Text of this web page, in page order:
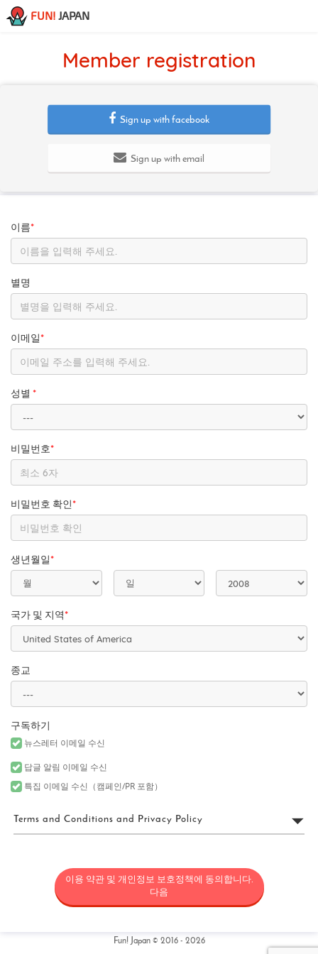
FUN! JAPAN
Member registration
Sign up with facebook
Sign up with email
이름*
별명
이메일 *
성별 *
비밀번호*
비밀번호 확인 *
생년월일 *
국가 및 지역 *
종교
구독하기
뉴스레터 이메일 수신
답글 알림 이메일 수신
특집 이메일 수신（캠페인/PR 포함）
Terms and Conditions and Privacy Policy
“FUN! JAPAN”은 Fun! Japan 웹사이트(웹 도메인 fun-japan.jp/intl을
포함하되 이에 국한되지 않으며, 추후 어떤 이유로든 개정 또는 변경
될 수 있음)(“사이트”)의 운영을 포함한 서비스를 제공하는 프로젝트
를 통칭하며, 일본의 상품과 서비스를 소비자에게 소개함으로써 일
이용 약관 및 개인정보 보호정책에 동의합니다.
다음
Fun! Japan © 2016 - 2026